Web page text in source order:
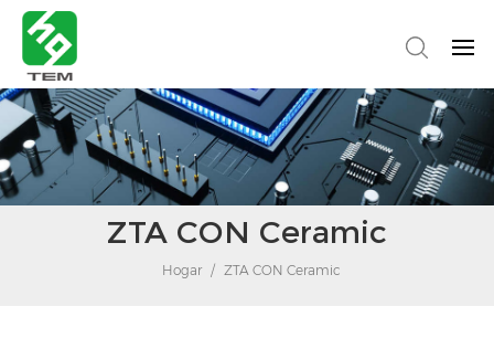
ZTA CON Ceramic
Hogar / ZTA CON Ceramic